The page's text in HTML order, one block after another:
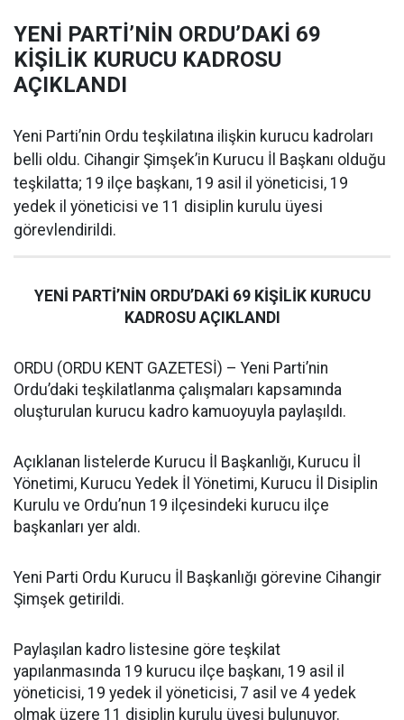
YENİ PARTİ’NİN ORDU’DAKİ 69
KİŞİLİK KURUCU KADROSU
AÇIKLANDI
Yeni Parti’nin Ordu teşkilatına ilişkin kurucu kadroları
belli oldu. Cihangir Şimşek’in Kurucu İl Başkanı olduğu
teşkilatta; 19 ilçe başkanı, 19 asil il yöneticisi, 19
yedek il yöneticisi ve 11 disiplin kurulu üyesi
görevlendirildi.
YENİ PARTİ’NİN ORDU’DAKİ 69 KİŞİLİK KURUCU
KADROSU AÇIKLANDI
ORDU (ORDU KENT GAZETESİ) – Yeni Parti’nin
Ordu’daki teşkilatlanma çalışmaları kapsamında
oluşturulan kurucu kadro kamuoyuyla paylaşıldı.
Açıklanan listelerde Kurucu İl Başkanlığı, Kurucu İl
Yönetimi, Kurucu Yedek İl Yönetimi, Kurucu İl Disiplin
Kurulu ve Ordu’nun 19 ilçesindeki kurucu ilçe
başkanları yer aldı.
Yeni Parti Ordu Kurucu İl Başkanlığı görevine Cihangir
Şimşek getirildi.
Paylaşılan kadro listesine göre teşkilat
yapılanmasında 19 kurucu ilçe başkanı, 19 asil il
yöneticisi, 19 yedek il yöneticisi, 7 asil ve 4 yedek
olmak üzere 11 disiplin kurulu üyesi bulunuyor.